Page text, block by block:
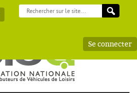
Se connecter